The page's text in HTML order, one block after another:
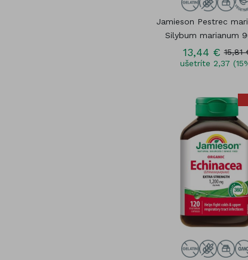
Jamieson Pestrec
Silybum marianum
13,44 € 15,81
ušetríte 2,37